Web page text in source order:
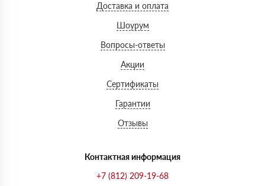
Доставка и оплата
Шоурум
Вопросы-ответы
Акции
Сертификаты
Гарантии
Отзывы
Контактная информация
+7 (812) 209-19-68